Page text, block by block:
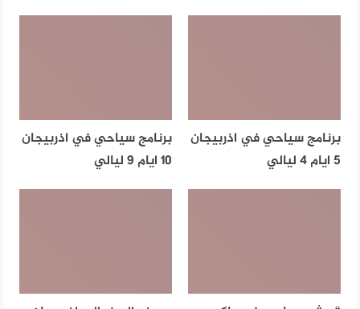
برنامج سياحي في اذربيجان
5 ايام 4 ليالي
برنامج سياحي في اذربيجان
10 ايام 9 ليالي